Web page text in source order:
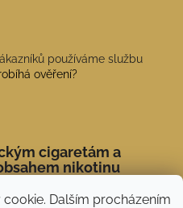
Dalším procházením
používáme službu
ověření?
cigaretám a
nikotinu